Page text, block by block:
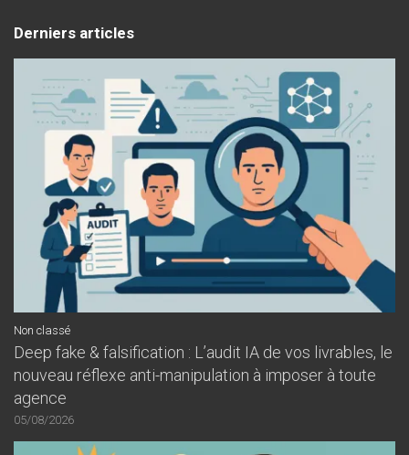
Derniers articles
Non classé
Deep fake & falsification : L’audit IA de vos livrables, le
nouveau réflexe anti-manipulation à imposer à toute
agence
05/08/2026